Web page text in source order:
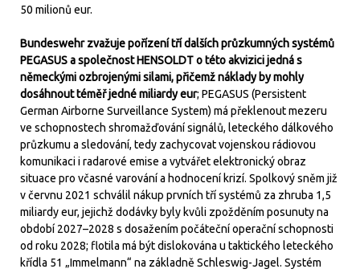
50 milionů eur.
Bundeswehr zvažuje pořízení tří dalších průzkumných systémů
PEGASUS a společnost HENSOLDT o této akvizici jedná s
německými ozbrojenými silami, přičemž náklady by mohly
dosáhnout téměř jedné miliardy eur; PEGASUS (Persistent
German Airborne Surveillance System) má překlenout mezeru
ve schopnostech shromažďování signálů, leteckého dálkového
průzkumu a sledování, tedy zachycovat vojenskou rádiovou
komunikaci i radarové emise a vytvářet elektronický obraz
situace pro včasné varování a hodnocení krizí. Spolkový sněm již
v červnu 2021 schválil nákup prvních tří systémů za zhruba 1,5
miliardy eur, jejichž dodávky byly kvůli zpožděním posunuty na
období 2027–2028 s dosažením počáteční operační schopnosti
od roku 2028; flotila má být dislokována u taktického leteckého
křídla 51 „Immelmann“ na základně Schleswig-Jagel. Systém